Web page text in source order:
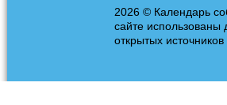
2026 © Календарь
сайте
открытых источников